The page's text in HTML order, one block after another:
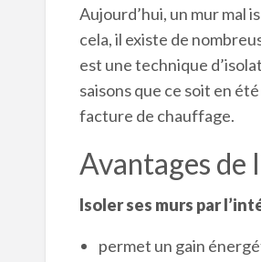
Aujourd’hui, un mur mal
cela, il existe de
est une technique
saisons que ce soit en
facture de chauffage.
Avantages de
Isoler ses murs par
permet un gain